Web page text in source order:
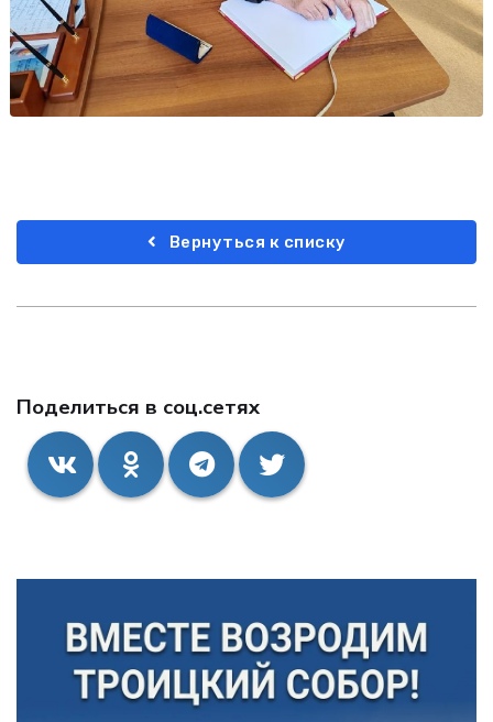
Поделиться в соц.сетях
Вернуться к списку